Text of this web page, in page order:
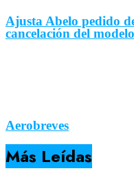
Ajusta Abelo pedido
cancelación del
Aerobreves
Más Leídas